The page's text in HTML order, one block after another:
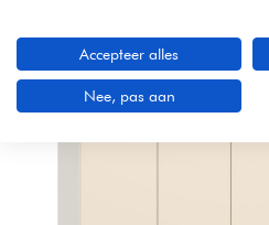
Accepteer alles
Nee, pas aan